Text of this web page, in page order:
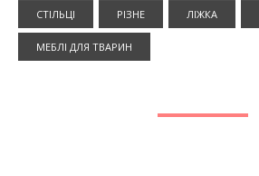
СТІЛЬЦІ РІЗНЕ ЛІЖКА
МЕБЛІ ДЛЯ ТВАРИН